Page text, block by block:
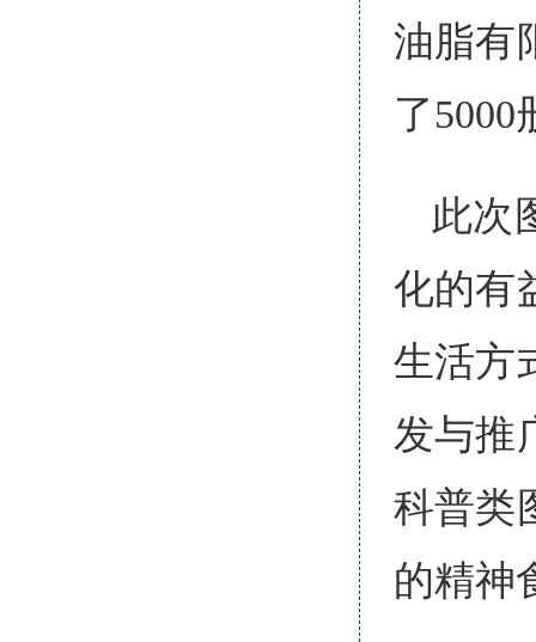
油脂有
了5000
此次
化的有
生活方
发与推
科普类
的精神